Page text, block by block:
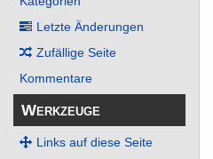
Letzte Änderungen
Zufällige Seite
Kommentare
Werkzeuge
Links auf diese Seite